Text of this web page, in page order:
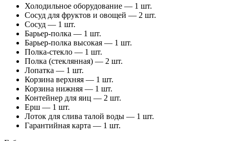
Холодильное оборудование — 1 шт.
Сосуд для фруктов и овощей — 2 шт.
Сосуд — 1 шт.
Барьер-полка — 1 шт.
Барьер-полка высокая — 1 шт.
Полка-стекло — 1 шт.
Полка (стеклянная) — 2 шт.
Лопатка — 1 шт.
Корзина верхняя — 1 шт.
Корзина нижняя — 1 шт.
Контейнер для яиц — 2 шт.
Ерш — 1 шт.
Лоток для слива талой воды — 1 шт.
Гарантийная карта — 1 шт.